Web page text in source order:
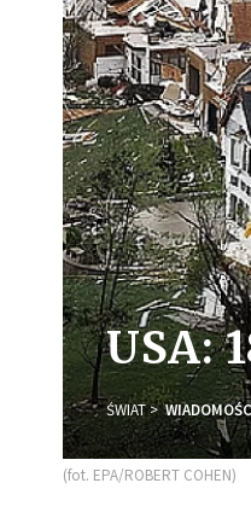
USA:
ŚWIAT
(fot. EPA/ROBERT COHEN)